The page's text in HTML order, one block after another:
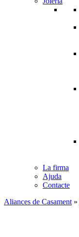
La firma
Ajuda
Contacte
Aliances de Casament »